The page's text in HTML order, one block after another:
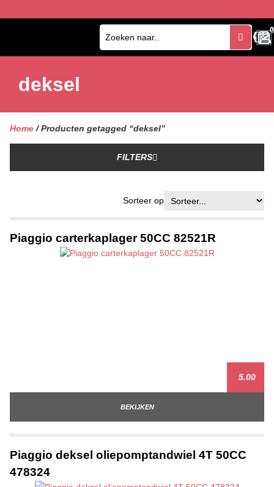
0
0
deksel
Home / Producten getagged “deksel”
FILTERS
Sorteer op
Piaggio carterkaplager 50CC 82521R
5.00
BEKIJKEN
Piaggio deksel oliepomptandwiel 4T 50CC
478324